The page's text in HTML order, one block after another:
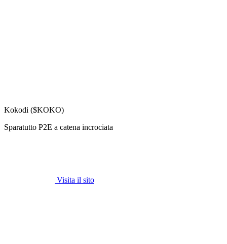
Kokodi ($KOKO)
Sparatutto P2E a catena incrociata
Visita il sito